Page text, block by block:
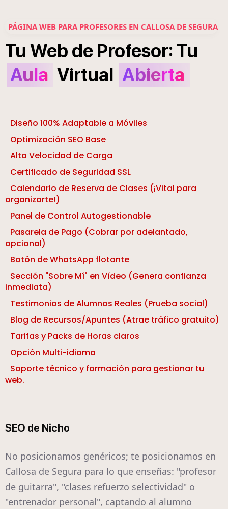
PÁGINA WEB PARA PROFESORES EN CALLOSA DE SEGURA
Tu Web de Profesor: Tu
Aula Virtual Abierta
Diseño 100% Adaptable a Móviles
Optimización SEO Base
Alta Velocidad de Carga
Certificado de Seguridad SSL
Calendario de Reserva de Clases (¡Vital para
organizarte!)
Panel de Control Autogestionable
Pasarela de Pago (Cobrar por adelantado,
opcional)
Botón de WhatsApp flotante
Sección "Sobre Mí" en Vídeo (Genera confianza
inmediata)
Testimonios de Alumnos Reales (Prueba social)
Blog de Recursos/Apuntes (Atrae tráfico gratuito)
Tarifas y Packs de Horas claros
Opción Multi-idioma
Soporte técnico y formación para gestionar tu
web.
SEO de Nicho
No posicionamos genéricos; te posicionamos en
Callosa de Segura para lo que enseñas: "profesor
de guitarra", "clases refuerzo selectividad" o
"entrenador personal", captando al alumno